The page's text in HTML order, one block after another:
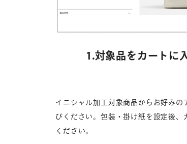
1.対象品をカートに
イニシャル加工対象商品からお好みの
びください。包装・掛け紙を設定後、
ください。